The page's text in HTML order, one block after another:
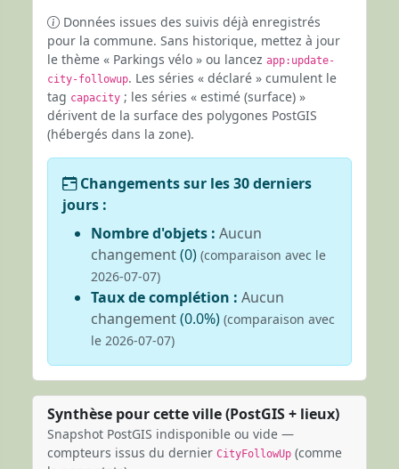
Données issues des suivis déjà enregistrés
pour la commune. Sans historique, mettez à jour
le thème « Parkings vélo » ou lancez app:update-
city-followup. Les séries « déclaré » cumulent le
tag capacity ; les séries « estimé (surface) »
dérivent de la surface des polygones PostGIS
(hébergés dans la zone).
Changements sur les 30 derniers
jours :
Nombre d'objets : Aucun
changement(0) (comparaison avec le
2026-07-07)
Taux de complétion : Aucun
changement(0.0%) (comparaison avec
le 2026-07-07)
Synthèse pour cette ville (PostGIS + lieux)
Snapshot PostGIS indisponible ou vide —
compteurs issus du dernier CityFollowUp (comme